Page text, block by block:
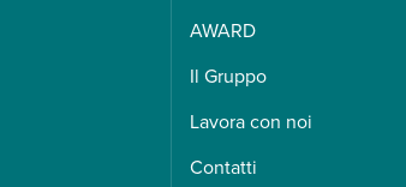
AWARD
Il Gruppo
Lavora con noi
Contatti